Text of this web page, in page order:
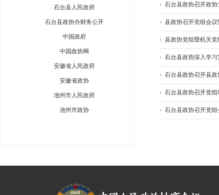
石台县政协召开政
习（扩大）会议
县政协召开党组会
县政协党组暨机关
议召开
石台县政协深入学
石台县政协召开县
学习（扩大）会议
石台县政协召开党
石台县政协召开党